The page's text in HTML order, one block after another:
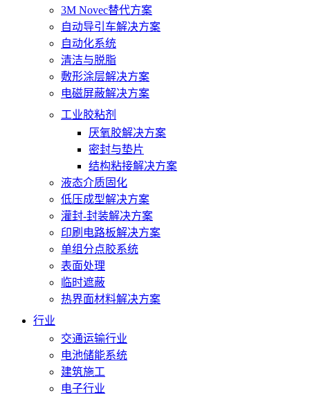
3M Novec替代方案
自动导引车解决方案
自动化系统
清洁与脱脂
敷形涂层解决方案
电磁屏蔽解决方案
工业胶粘剂
厌氧胶解决方案
密封与垫片
结构粘接解决方案
液态介质固化
低压成型解决方案
灌封-封装解决方案
印刷电路板解决方案
单组分点胶系统
表面处理
临时遮蔽
热界面材料解决方案
行业
交通运输行业
电池储能系统
建筑施工
电子行业